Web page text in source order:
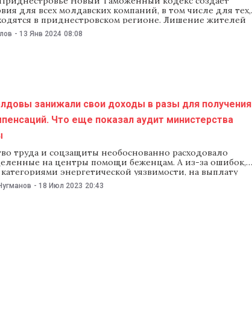
для всех молдавских компаний, в том числе для тех,
в приднестровском регионе. Лишение жителей
льгот свидетельствует о намерении властей начать
страны. Это заявил депутат от правящей партии PAS
- 13 Янв 2024 08:08
занижали свои доходы в разы для получения
Что еще показал аудит министерства
труда и соцзащиты необоснованно расходовало
на центры помощи беженцам. А из-за ошибок,
энергетической уязвимости, на выплату
могло уйти лишних 850 млн леев. К таким выводам
палата по итогам аудита в минтруда. Рассказываем,
- 18 Июл 2023 20:43